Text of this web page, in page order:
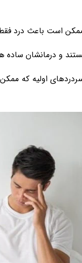
ممکن است باعث درد
و درمانشان ساده
اولیه که